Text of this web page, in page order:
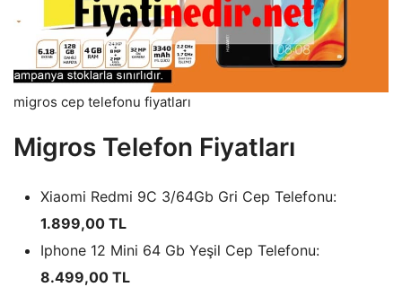
migros cep telefonu fiyatları
Migros Telefon Fiyatları
Xiaomi Redmi 9C 3/64Gb Gri Cep Telefonu:
1.899,00 TL
Iphone 12 Mini 64 Gb Yeşil Cep Telefonu:
8.499,00 TL